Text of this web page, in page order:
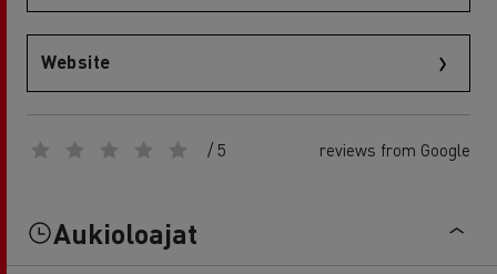
Website
/ 5 reviews from Google
Aukioloajat